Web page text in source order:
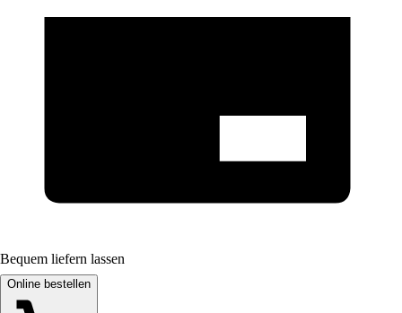
Bequem liefern lassen
Online bestellen